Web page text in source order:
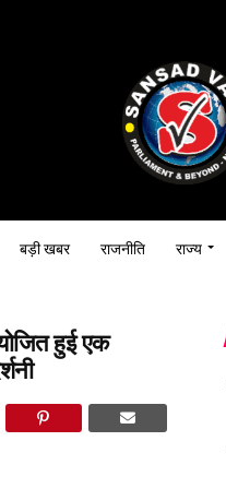
बड़ी खबर राजनीति राज्य
हुई एक